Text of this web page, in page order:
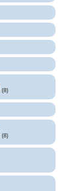
(8)
(8)